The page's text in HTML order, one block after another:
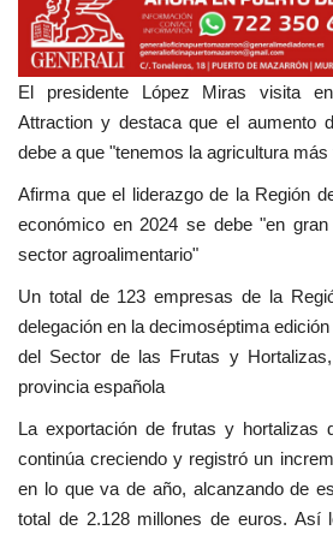
Empresas
El presidente López Miras visita
Attraction y destaca que el aumento
debe a que "tenemos la agricultura
Afirma que el liderazgo de la Región
económico en 2024 se debe "en
sector agroalimentario"
Un total de 123 empresas de la
delegación en la decimoséptima
del Sector de las Frutas y
provincia española
La exportación de frutas y hortalizas
continúa creciendo y registró un
en lo que va de año, alcanzando de
total de 2.128 millones de euros. Así